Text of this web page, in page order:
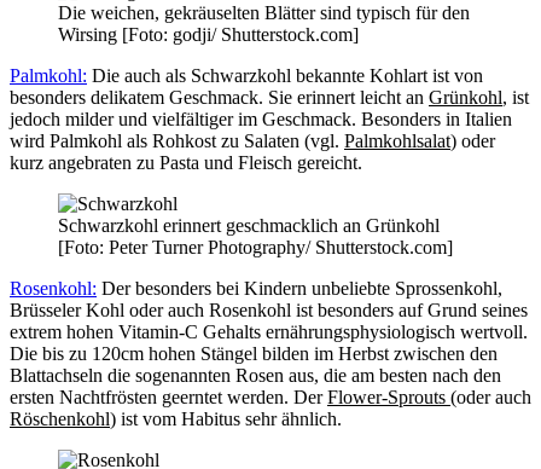
Die weichen, gekräuselten Blätter sind typisch für den
Wirsing [Foto: godji/ Shutterstock.com]
Palmkohl: Die auch als Schwarzkohl bekannte Kohlart ist von
besonders delikatem Geschmack. Sie erinnert leicht an Grünkohl, ist
jedoch milder und vielfältiger im Geschmack. Besonders in Italien
wird Palmkohl als Rohkost zu Salaten (vgl. Palmkohlsalat) oder
kurz angebraten zu Pasta und Fleisch gereicht.
Schwarzkohl erinnert geschmacklich an Grünkohl
[Foto: Peter Turner Photography/ Shutterstock.com]
Rosenkohl: Der besonders bei Kindern unbeliebte Sprossenkohl,
Brüsseler Kohl oder auch Rosenkohl ist besonders auf Grund seines
extrem hohen Vitamin-C Gehalts ernährungsphysiologisch wertvoll.
Die bis zu 120cm hohen Stängel bilden im Herbst zwischen den
Blattachseln die sogenannten Rosen aus, die am besten nach den
ersten Nachtfrösten geerntet werden. DerFlower-Sprouts (oder auch
Röschenkohl) ist vom Habitus sehr ähnlich.